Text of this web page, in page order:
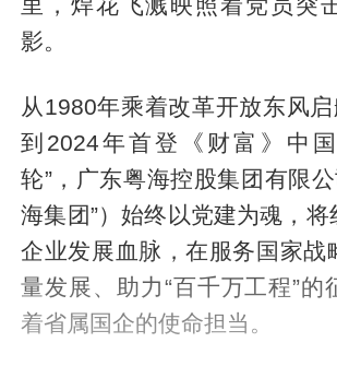
里，焊花飞溅映照着党员突
影。
从1980年乘着改革开放东风启
到2024年首登《财富》中
轮”，广东粤海控股集团有限
海集团”）始终以党建为魂，将
企业发展血脉，在服务国家战
量发展、助力“百千万工程”的
着省属国企的使命担当。